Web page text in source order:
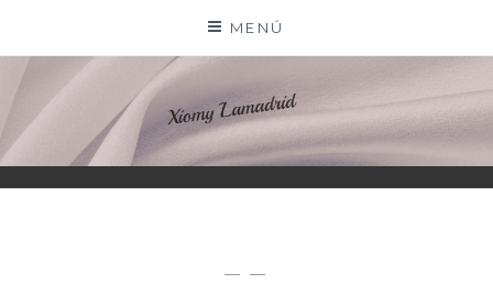
contenido
MENÚ
XIOMY LAMADRID
— —